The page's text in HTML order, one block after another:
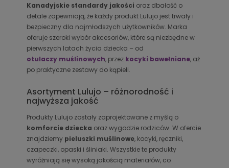
Kanadyjskie standardy jakości oraz dbałość o
detale zapewniają, że każdy produkt Lulujo jest trwały i
bezpieczny dla najmłodszych użytkowników. Marka
oferuje szeroki wybór akcesoriów, które są niezbędne w
pierwszych latach życia dziecka – od
otulaczy muślinowych, przez kocyki bawełniane, aż
po praktyczne zestawy do kąpieli.
Asortyment Lulujo – różnorodność i
najwyższa jakość
Produkty Lulujo zostały zaprojektowane z myślą o
komforcie dziecka oraz wygodzie rodziców. W ofercie
znajdziemy pieluszki muślinowe, kocyki, ręczniki,
czapeczki, opaski i śliniaki. Wszystkie te produkty
wyróżniają się wysoką jakością materiałów, co